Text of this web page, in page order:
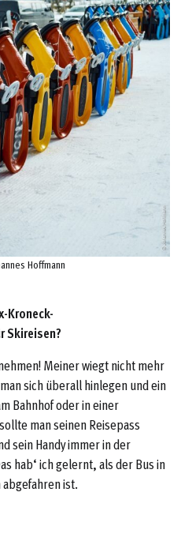
Hoffmann
Kroneck-
Skireisen?
Meiner wiegt nicht mehr
sich überall hinlegen und ein
Bahnhof oder in einer
man seinen Reisepass
sein Handy immer in der
hab‘ ich gelernt, als der Bus in
ist.